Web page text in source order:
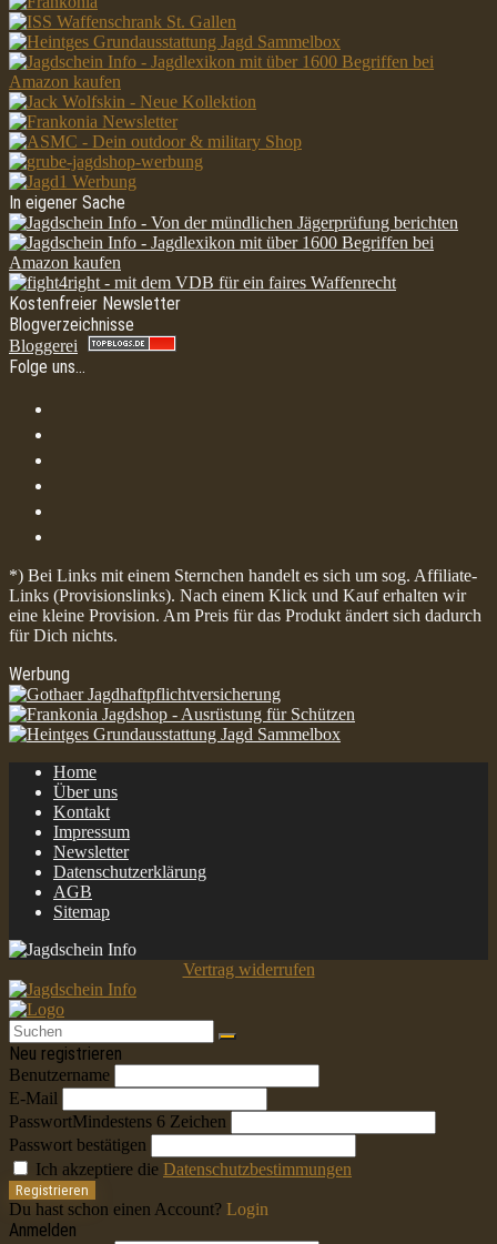
In eigener Sache
Kostenfreier Newsletter
Blogverzeichnisse
Bloggerei
Folge uns…
*) Bei Links mit einem Sternchen handelt es sich um sog. Affiliate-
Links (Provisionslinks). Nach einem Klick und Kauf erhalten wir
eine kleine Provision. Am Preis für das Produkt ändert sich dadurch
für Dich nichts.
Werbung
Home
Über uns
Kontakt
Impressum
Newsletter
Datenschutzerklärung
AGB
Sitemap
Vertrag widerrufen
Neu registrieren
Benutzername
E-Mail
PasswortMindestens 6 Zeichen
Passwort bestätigen
Ich akzeptiere die Datenschutzbestimmungen
Registrieren
Du hast schon einen Account? Login
Anmelden